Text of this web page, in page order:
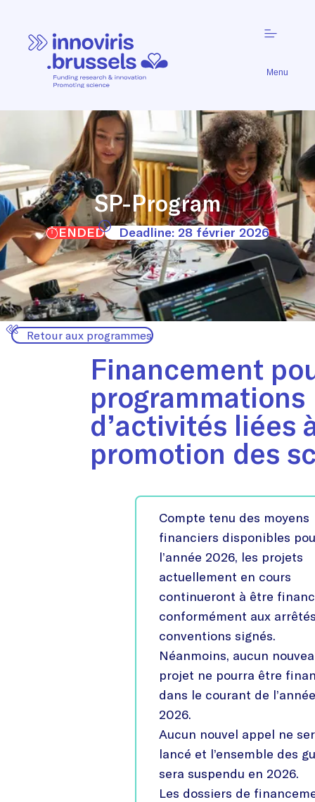
Menu
SP-Program
ENDED Deadline: 28 février 2026
Retour aux programmes
Financement
programmations
d’activités liées
promotion des
Compte tenu des moyens
financiers disponibles
l’année 2026, les projets
actuellement en cours
continueront à être
conformément aux
conventions signés.
Néanmoins, aucun
projet ne pourra être
dans le courant de l’année
2026.
Aucun nouvel appel ne
lancé et l’ensemble des
sera suspendu en 2026.
Les dossiers de